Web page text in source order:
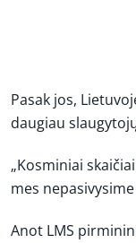
Pasak jos,
daugiau
„Kosminiai
mes
Anot LMS